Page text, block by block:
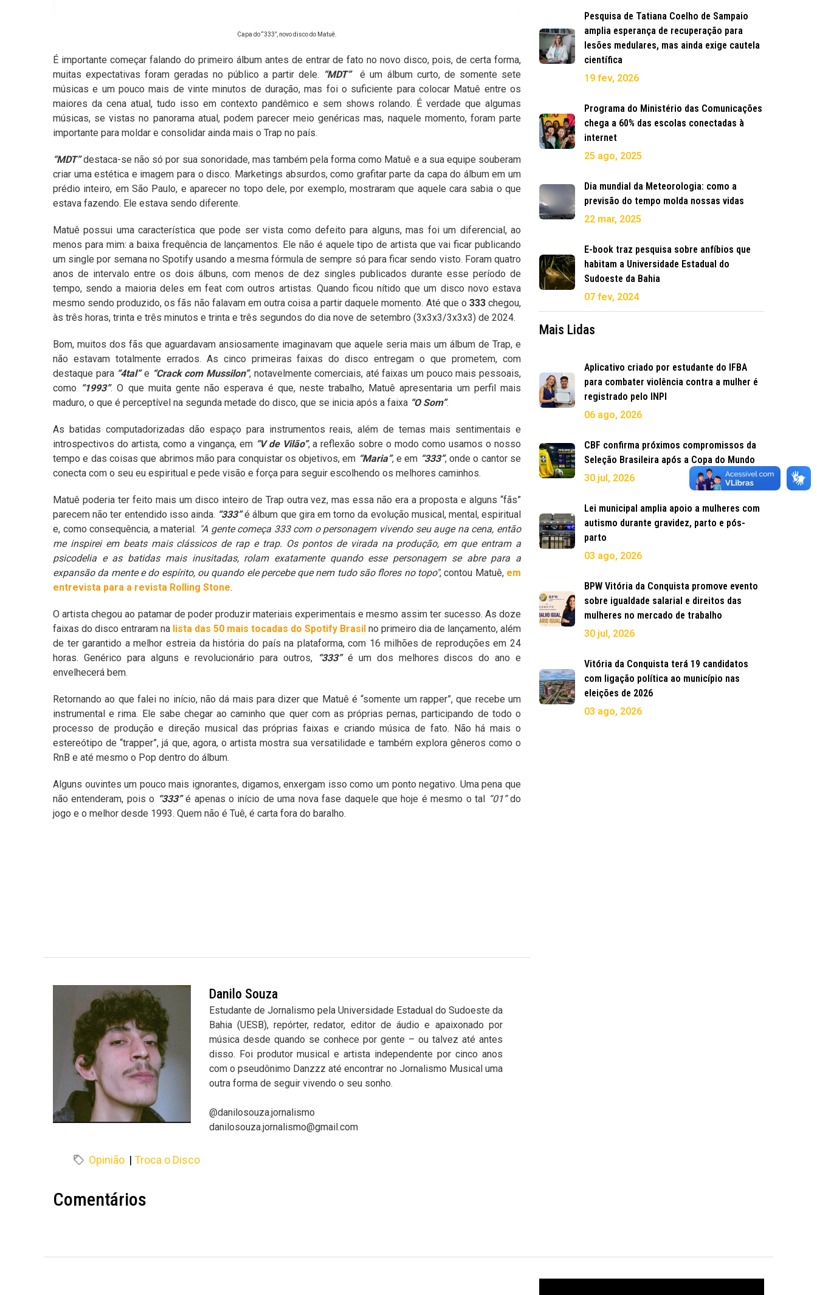
Capa do “333”, novo disco do Matuê.
É importante começar falando do primeiro álbum antes de entrar de fato no novo disco, pois, de certa forma,
muitas expectativas foram geradas no público a partir dele. “MDT”
é um álbum curto, de somente sete
músicas e um pouco mais de vinte minutos de duração, mas foi o suficiente para colocar Matuê entre os
maiores da cena atual, tudo isso em contexto pandêmico e sem shows rolando. É verdade que algumas
músicas, se vistas no panorama atual, podem parecer meio genéricas mas, naquele momento, foram parte
importante para moldar e consolidar ainda mais o Trap no país.
“MDT” destaca-se não só por sua sonoridade, mas também pela forma como Matuê e a sua equipe souberam
criar uma estética e imagem para o disco. Marketings absurdos, como grafitar parte da capa do álbum em um
prédio inteiro, em São Paulo, e aparecer no topo dele, por exemplo, mostraram que aquele cara sabia o que
estava fazendo. Ele estava sendo diferente.
Matuê possui uma característica que pode ser vista como defeito para alguns, mas foi um diferencial, ao
menos para mim: a baixa frequência de lançamentos. Ele não é aquele tipo de artista que vai ficar publicando
um single por semana no Spotify usando a mesma fórmula de sempre só para ficar sendo visto. Foram quatro
anos de intervalo entre os dois álbuns, com menos de dez singles publicados durante esse período de
tempo, sendo a maioria deles em feat com outros artistas. Quando ficou nítido que um disco novo estava
mesmo sendo produzido, os fãs não falavam em outra coisa a partir daquele momento. Até que o 333chegou,
às três horas, trinta e três minutos e trinta e três segundos do dia nove de setembro (3x3x3/3x3x3) de 2024.
Bom, muitos dos fãs que aguardavam ansiosamente imaginavam que aquele seria mais um álbum de Trap, e
não estavam totalmente errados. As cinco primeiras faixas do disco entregam o que prometem, com
destaque para “4tal” e “Crack com Mussilon”, notavelmente comerciais, até faixas um pouco mais pessoais,
como “1993”. O que muita gente não esperava é que, neste trabalho, Matuê apresentaria um perfil mais
maduro, o que é perceptível na segunda metade do disco, que se inicia após a faixa “O Som”.
As batidas computadorizadas dão espaço para instrumentos reais, além de temas mais sentimentais e
introspectivos do artista, como a vingança, em “V de Vilão”, a reflexão sobre o modo como usamos o nosso
tempo e das coisas que abrimos mão para conquistar os objetivos, em “Maria”, e em “333”, onde o cantor se
conecta com o seu eu espiritual e pede visão e força para seguir escolhendo os melhores caminhos.
Matuê poderia ter feito mais um disco inteiro de Trap outra vez, mas essa não era a proposta e alguns “fãs”
parecem não ter entendido isso ainda. “333” é álbum que gira em torno da evolução musical, mental, espiritual
e, como consequência, a material. "A gente começa 333 com o personagem vivendo seu auge na cena, então
me inspirei em beats mais clássicos de rap e trap. Os pontos de virada na produção, em que entram a
psicodelia e as batidas mais inusitadas, rolam exatamente quando esse personagem se abre para a
expansão da mente e do espírito, ou quando ele percebe que nem tudo são flores no topo", contou Matuê, em
entrevista para a revista Rolling Stone.
O artista chegou ao patamar de poder produzir materiais experimentais e mesmo assim ter sucesso. As doze
faixas do disco entraram na lista das 50 mais tocadas do Spotify Brasil no primeiro dia de lançamento, além
de ter garantido a melhor estreia da história do país na plataforma, com 16 milhões de reproduções em 24
horas. Genérico para alguns e revolucionário para outros,
“333” é um dos melhores discos do ano e
envelhecerá bem.
Retornando ao que falei no início, não dá mais para dizer que Matuê é “somente um rapper”, que recebe um
instrumental e rima. Ele sabe chegar ao caminho que quer com as próprias pernas, participando de todo o
processo de produção e direção musical das próprias faixas e criando música de fato. Não há mais o
estereótipo de “trapper”, já que, agora, o artista mostra sua versatilidade e também explora gêneros como o
RnB e até mesmo o Pop dentro do álbum.
Alguns ouvintes um pouco mais ignorantes, digamos, enxergam isso como um ponto negativo. Uma pena que
não entenderam, pois o “333” é apenas o início de uma nova fase daquele que hoje é mesmo o tal “01”do
jogo e o melhor desde 1993. Quem não é Tuê, é carta fora do baralho.
Danilo Souza
Estudante de Jornalismo pela Universidade Estadual do Sudoeste da
Bahia (UESB), repórter, redator, editor de áudio e apaixonado por
música desde quando se conhece por gente – ou talvez até antes
disso. Foi produtor musical e artista independente por cinco anos
com o pseudônimo Danzzz até encontrar no Jornalismo Musical uma
outra forma de seguir vivendo o seu sonho.
@danilosouza.jornalismo
danilosouza.jornalismo@gmail.com
Opinião | Troca o Disco
Comentários
Pesquisa de Tatiana Coelho de Sampaio
amplia esperança de recuperação para
lesões medulares, mas ainda exige cautela
científica
19 fev, 2026
Programa do Ministério das Comunicações
chega a 60% das escolas conectadas à
internet
25 ago, 2025
Dia mundial da Meteorologia: como a
previsão do tempo molda nossas vidas
22 mar, 2025
E-book traz pesquisa sobre anfíbios que
habitam a Universidade Estadual do
Sudoeste da Bahia
07 fev, 2024
Mais Lidas
Aplicativo criado por estudante do IFBA
para combater violência contra a mulher é
registrado pelo INPI
06 ago, 2026
CBF confirma próximos compromissos da
Seleção Brasileira após a Copa do Mundo
30 jul, 2026
Lei municipal amplia apoio a mulheres com
autismo durante gravidez, parto e pós-
parto
03 ago, 2026
BPW Vitória da Conquista promove evento
sobre igualdade salarial e direitos das
mulheres no mercado de trabalho
30 jul, 2026
Vitória da Conquista terá 19 candidatos
com ligação política ao município nas
eleições de 2026
03 ago, 2026